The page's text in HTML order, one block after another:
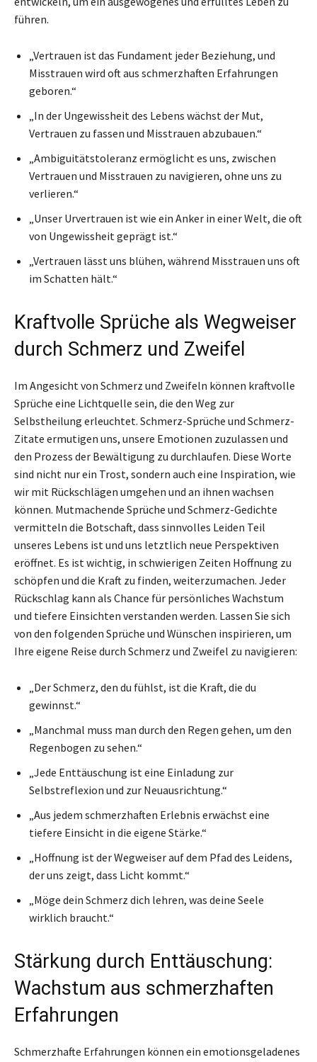
führen.
„Vertrauen ist das Fundament jeder Beziehung, und
Misstrauen wird oft aus schmerzhaften Erfahrungen
geboren.“
„In der Ungewissheit des Lebens wächst der Mut,
Vertrauen zu fassen und Misstrauen abzubauen.“
„Ambiguitätstoleranz ermöglicht es uns, zwischen
Vertrauen und Misstrauen zu navigieren, ohne uns zu
verlieren.“
„Unser Urvertrauen ist wie ein Anker in einer Welt, die oft
von Ungewissheit geprägt ist.“
„Vertrauen lässt uns blühen, während Misstrauen uns oft
im Schatten hält.“
Kraftvolle Sprüche als Wegweiser
durch Schmerz und Zweifel
Im Angesicht von Schmerz und Zweifeln können kraftvolle
Sprüche eine Lichtquelle sein, die den Weg zur
Selbstheilung erleuchtet. Schmerz-Sprüche und Schmerz-
Zitate ermutigen uns, unsere Emotionen zuzulassen und
den Prozess der Bewältigung zu durchlaufen. Diese Worte
sind nicht nur ein Trost, sondern auch eine Inspiration, wie
wir mit Rückschlägen umgehen und an ihnen wachsen
können. Mutmachende Sprüche und Schmerz-Gedichte
vermitteln die Botschaft, dass sinnvolles Leiden Teil
unseres Lebens ist und uns letztlich neue Perspektiven
eröffnet. Es ist wichtig, in schwierigen Zeiten Hoffnung zu
schöpfen und die Kraft zu finden, weiterzumachen. Jeder
Rückschlag kann als Chance für persönliches Wachstum
und tiefere Einsichten verstanden werden. Lassen Sie sich
von den folgenden Sprüche und Wünschen inspirieren, um
Ihre eigene Reise durch Schmerz und Zweifel zu navigieren:
„Der Schmerz, den du fühlst, ist die Kraft, die du
gewinnst.“
„Manchmal muss man durch den Regen gehen, um den
Regenbogen zu sehen.“
„Jede Enttäuschung ist eine Einladung zur
Selbstreflexion und zur Neuausrichtung.“
„Aus jedem schmerzhaften Erlebnis erwächst eine
tiefere Einsicht in die eigene Stärke.“
„Hoffnung ist der Wegweiser auf dem Pfad des Leidens,
der uns zeigt, dass Licht kommt.“
„Möge dein Schmerz dich lehren, was deine Seele
wirklich braucht.“
Stärkung durch Enttäuschung:
Wachstum aus schmerzhaften
Erfahrungen
Schmerzhafte Erfahrungen können ein emotionsgeladenes